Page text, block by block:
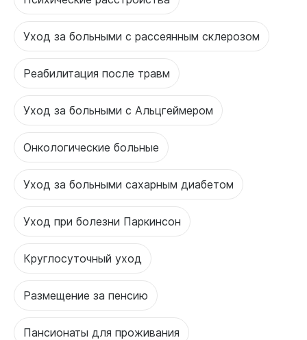
Уход за больными с рассеянным склерозом
Реабилитация после травм
Уход за больными с Альцгеймером
Онкологические больные
Уход за больными сахарным диабетом
Уход при болезни Паркинсон
Круглосуточный уход
Размещение за пенсию
Пансионаты для проживания